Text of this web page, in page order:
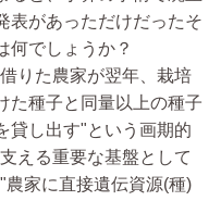
表があっただけだったそ
何でしょうか？
りた農家が翌年、栽培
た種子と同量以上の種子
貸し出す"という画期的
える重要な基盤として
家に直接遺伝資源(種)